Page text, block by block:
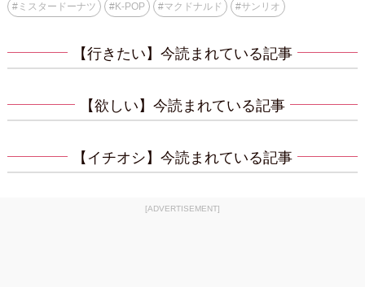
#ミスタードーナツ #K-POP #マクドナルド #サンリオ
【行きたい】今読まれている記事
【欲しい】今読まれている記事
【イチオシ】今読まれている記事
[ADVERTISEMENT]